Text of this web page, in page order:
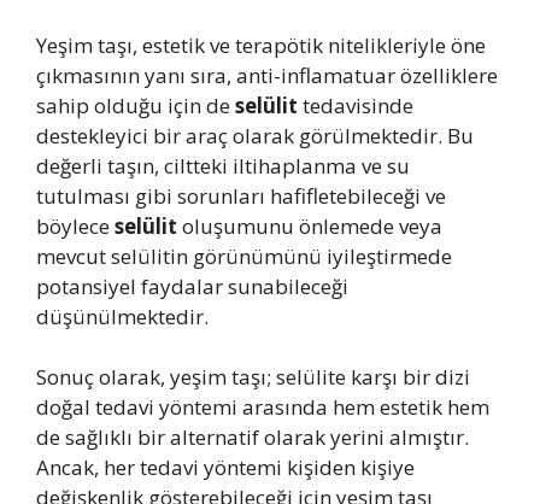
Yeşim taşı, estetik ve terapötik nitelikleriyle öne
çıkmasının yanı sıra, anti-inflamatuar özelliklere
sahip olduğu için deselülit tedavisinde
destekleyici bir araç olarak görülmektedir. Bu
değerli taşın, ciltteki iltihaplanma ve su
tutulması gibi sorunları hafifletebileceği ve
böyleceselülit oluşumunu önlemede veya
mevcut selülitin görünümünü iyileştirmede
potansiyel faydalar sunabileceği
düşünülmektedir.
Sonuç olarak, yeşim taşı; selülite karşı bir dizi
doğal tedavi yöntemi arasında hem estetik hem
de sağlıklı bir alternatif olarak yerini almıştır.
Ancak, her tedavi yöntemi kişiden kişiye
değişkenlik gösterebileceği için yeşim taşı